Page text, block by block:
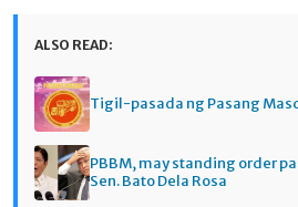
ALSO READ:
Tigil-pasada ng Pasang
PBBM, may standing order
Sen. Bato Dela Rosa